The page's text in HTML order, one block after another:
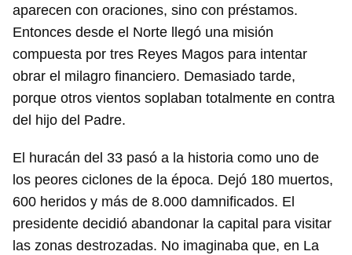
aparecen con oraciones, sino con préstamos.
Entonces desde el Norte llegó una misión
compuesta por tres Reyes Magos para intentar
obrar el milagro financiero. Demasiado tarde,
porque otros vientos soplaban totalmente en contra
del hijo del Padre.
El huracán del 33 pasó a la historia como uno de
los peores ciclones de la época. Dejó 180 muertos,
600 heridos y más de 8.000 damnificados. El
presidente decidió abandonar la capital para visitar
las zonas destrozadas. No imaginaba que, en La